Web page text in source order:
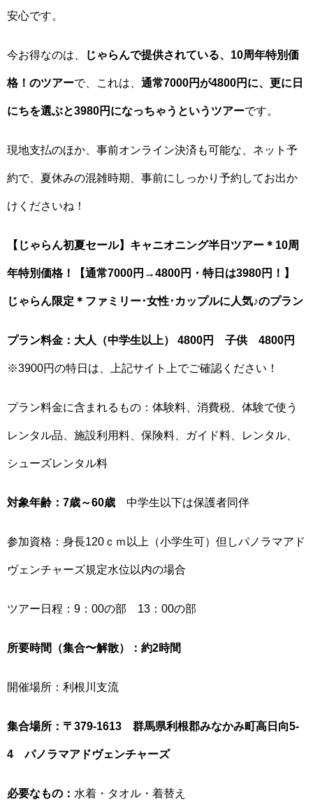
安心です。
今お得なのは、 じゃらんで提供されている、10周年特別価
格！のツアーで、これは、 通常7000円が4800円に、更に日
にちを選ぶと3980円になっちゃうというツアーです。
現地支払のほか、事前オンライン決済も可能な、ネット予
約で、夏休みの混雑時期、事前にしっかり予約してお出か
けくださいね！
【じゃらん初夏セール】キャニオニング半日ツアー＊10周
年特別価格！【通常7000円→4800円・特日は3980円！】
じゃらん限定＊ファミリー･女性･カップルに人気♪のプラン
プラン料金：大人（中学生以上） 4800円 子供 4800円
※3900円の特日は、上記サイト上でご確認ください！
プラン料金に含まれるもの：体験料、消費税、体験で使う
レンタル品、施設利用料、保険料、ガイド料、レンタル、
シューズレンタル料
対象年齢：7歳～60歳 中学生以下は保護者同伴
参加資格：身長120ｃｍ以上（小学生可）但しパノラマアド
ヴェンチャーズ規定水位以内の場合
ツアー日程：9：00の部 13：00の部
所要時間（集合〜解散）：約2時間
開催場所：利根川支流
集合場所：〒379-1613 群馬県利根郡みなかみ町高日向5-
4 パノラマアドヴェンチャーズ
必要なもの： 水着・タオル・着替え